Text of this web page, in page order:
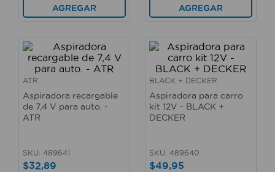
AGREGAR AGREGAR
ATR
Aspiradora recargable
de 7,4 V para auto. -
ATR
SKU: 489641
$32,89
BLACK + DECKER
Aspiradora para carro
kit 12V - BLACK +
DECKER
SKU: 489640
$49,95